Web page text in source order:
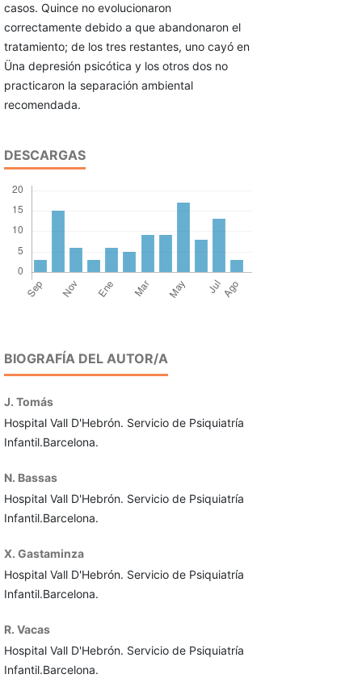
casos. Quince no evolucionaron
correctamente debido a que abandonaron el
tratamiento; de los tres restantes, uno cayó en
Üna depre­sión psicótica y los otros dos no
practicaron la separación ambiental
recomendada.
DESCARGAS
BIOGRAFÍA DEL AUTOR/A
J. Tomás
Hospital Vall D'Hebrón. Servicio de Psiquiatría
Infan­til.Barcelona.
N. Bassas
Hospital Vall D'Hebrón. Servicio de Psiquiatría
Infan­til.Barcelona.
X. Gastaminza
Hospital Vall D'Hebrón. Servicio de Psiquiatría
Infan­til.Barcelona.
R. Vacas
Hospital Vall D'Hebrón. Servicio de Psiquiatría
Infan­til.Barcelona.